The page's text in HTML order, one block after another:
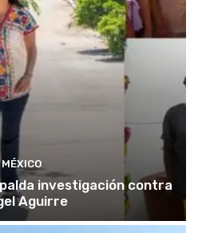
MÉXICO
investigación contra
Aguirre